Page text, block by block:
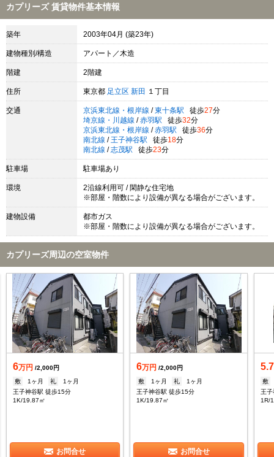
カプリーズ 賃貸物件基本情報
築年 2003年04月 (築23年)
建物種別/構造 アパート／木造
階建 2階建
住所 東京都 足立区 新田 １丁目
交通 京浜東北線・根岸線 / 東十条駅 徒歩27分
埼京線・川越線 / 赤羽駅 徒歩32分
京浜東北線・根岸線 / 赤羽駅 徒歩36分
南北線 / 王子神谷駅 徒歩18分
南北線 / 志茂駅 徒歩23分
駐車場 駐車場あり
環境
2沿線利用可 / 閑静な住宅地
※部屋・階数により設備が異なる場合がございます。
建物設備
都市ガス
※部屋・階数により設備が異なる場合がございます。
カプリーズ周辺の空室物件
6万円 /2,000円
敷
1ヶ月 礼
1ヶ月
王子神谷駅 徒歩15分
1K/19.87㎡
お問合せ
6万円 /2,000円
敷
1ヶ月 礼
1ヶ月
王子神谷駅 徒歩15分
1K/19.87㎡
お問合せ
5.7
敷
王
1R/